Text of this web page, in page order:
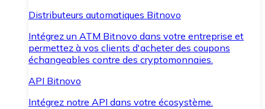
Distributeurs automatiques Bitnovo
Intégrez un ATM Bitnovo dans votre entreprise et
permettez à vos clients d'acheter des coupons
échangeables contre des cryptomonnaies.
API Bitnovo
Intégrez notre API dans votre écosystème.